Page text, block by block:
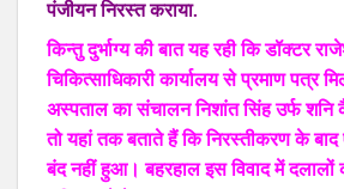
पंजीयन निरस्त कराया.
किन्तु दुर्भाग्य की बात यह रही कि डॉक्टर
चिकित्साधिकारी कार्यालय से प्रमाण पत्र
अस्पताल का संचालन निशांत सिंह उर्फ
तो यहां तक बताते हैं कि निरस्तीकरण के
बंद नहीं हुआ। बहरहाल इस विवाद में